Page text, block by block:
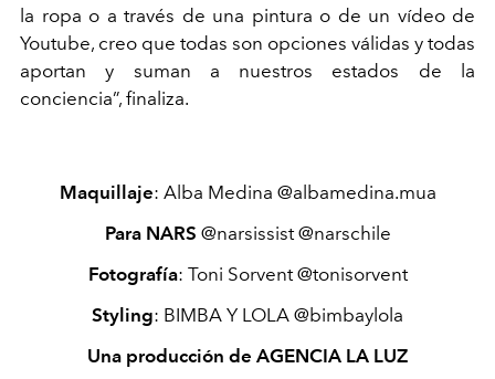
la ropa o a través de una pintura o de un vídeo de
Youtube, creo que todas son opciones válidas y todas
aportan y suman a nuestros estados de la
conciencia”, finaliza.
Maquillaje: Alba Medina @albamedina.mua
Para NARS @narsissist @narschile
Fotografía: Toni Sorvent @tonisorvent
Styling: BIMBA Y LOLA @bimbaylola
Una producción de AGENCIA LA LUZ